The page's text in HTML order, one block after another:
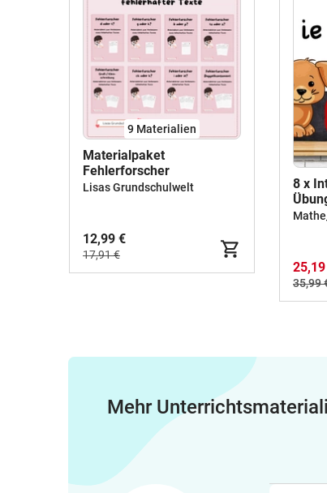
9 Materialien
Materialpaket
Fehlerforscher
Lisas Grundschulwelt
12,99 €
17,91 €
8 x
35,99
Mehr